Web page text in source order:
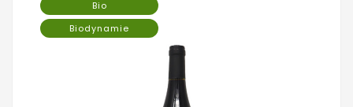
Bio
Biodynamie